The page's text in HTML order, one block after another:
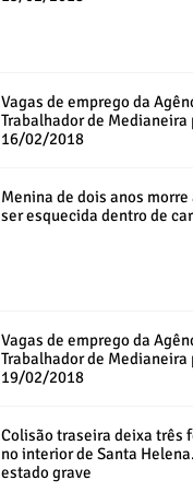
Vagas de emprego da
Trabalhador de Medianeira
16/02/2018
Menina de dois anos morre
ser esquecida dentro de
Vagas de emprego da
Trabalhador de Medianeira
19/02/2018
Colisão traseira deixa três
no interior de Santa
estado grave